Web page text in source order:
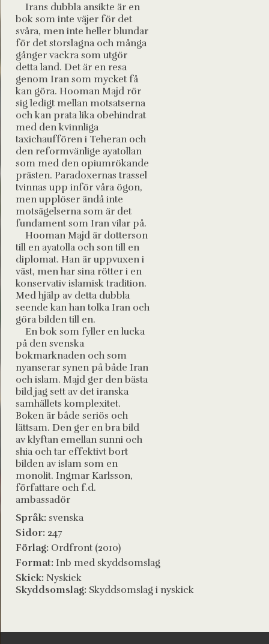
Irans dubbla ansikte är en
bok som inte väjer för det
svåra, men inte heller blundar
för det storslagna och många
gånger vackra som utgör
detta land. Det är en resa
genom Iran som mycket få
kan göra. Hooman Majd rör
sig ledigt mellan motsatserna
och kan prata lika obehindrat
med den kvinnliga
taxichauffören i Teheran och
den reformvänlige ayatollan
som med den opiumrökande
prästen. Paradoxernas trassel
tvinnas upp inför våra ögon,
men upplöser ändå inte
motsägelserna som är det
fundament som Iran vilar på.
Hooman Majd är dotterson
till en ayatolla och son till en
diplomat. Han är uppvuxen i
väst, men har sina rötter i en
konservativ islamisk tradition.
Med hjälp av detta dubbla
seende kan han tolka Iran och
göra bilden till en.
En bok som fyller en lucka
på den svenska
bokmarknaden och som
nyanserar synen på både Iran
och islam. Majd ger den bästa
bild jag sett av det iranska
samhällets komplexitet.
Boken är både seriös och
lättsam. Den ger en bra bild
av klyftan emellan sunni och
shia och tar effektivt bort
bilden av islam som en
monolit. Ingmar Karlsson,
författare och f.d.
ambassadör
Språk: svenska
Sidor: 247
Förlag: Ordfront (2010)
Format: Inb med skyddsomslag
Skick: Nyskick
Skyddsomslag: Skyddsomslag i nyskick